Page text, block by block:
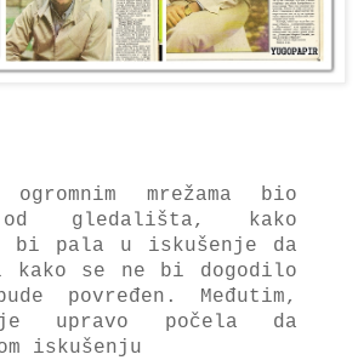
mrežama bio
od gledališta, kako
bi pala u iskušenje da
kako se ne bi dogodilo
povređen. Međutim,
upravo počela da
iskušenju